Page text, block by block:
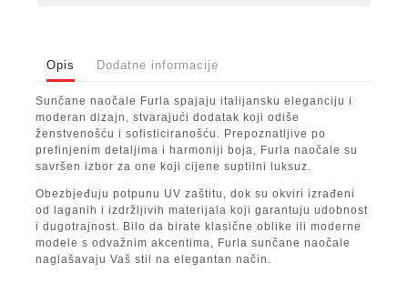
Opis Dodatne informacije
Sunčane naočale Furla spajaju italijansku eleganciju i
moderan dizajn, stvarajući dodatak koji odiše
ženstvenošću i sofisticiranošću. Prepoznatljive po
prefinjenim detaljima i harmoniji boja, Furla naočale su
savršen izbor za one koji cijene suptilni luksuz.
Obezbjeđuju potpunu UV zaštitu, dok su okviri izrađeni
od laganih i izdržljivih materijala koji garantuju udobnost
i dugotrajnost. Bilo da birate klasične oblike ili moderne
modele s odvažnim akcentima, Furla sunčane naočale
naglašavaju Vaš stil na elegantan način.